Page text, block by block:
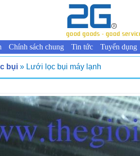
Chính sách chung Tin tức Tuyển dụng
bụi » Lưới lọc bụi máy lạnh